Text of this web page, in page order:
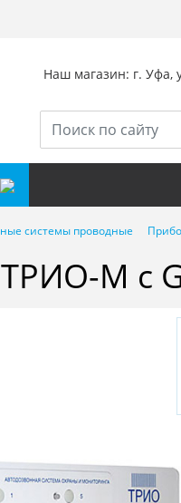
Наш магазин: г. Уфа,
системы проводные
М с